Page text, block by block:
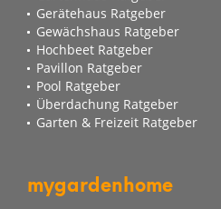
Gerätehaus Ratgeber
Gewächshaus Ratgeber
Hochbeet Ratgeber
Pavillon Ratgeber
Pool Ratgeber
Überdachung Ratgeber
Garten & Freizeit Ratgeber
mygardenhome